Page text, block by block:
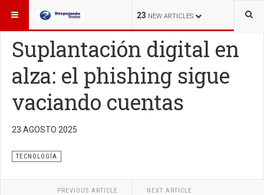
23 NEW ARTICLES
ESTÁ AQUÍ: TECNOLOGÍA
Suplantación digital en
alza: el phishing sigue
vaciando cuentas
23 AGOSTO 2025
Un simple correo falso o un enlace manipulado puede
comprometer su cuenta bancaria. El phishing sigue
TECNOLOGÍA
PREVIOUS ARTICLE NEXT ARTICLE